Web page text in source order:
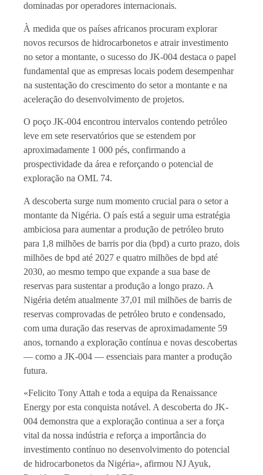
dominadas por operadores internacionais.
À medida que os países africanos procuram explorar
novos recursos de hidrocarbonetos e atrair investimento
no setor a montante, o sucesso do JK-004 destaca o papel
fundamental que as empresas locais podem desempenhar
na sustentação do crescimento do setor a montante e na
aceleração do desenvolvimento de projetos.
O poço JK-004 encontrou intervalos contendo petróleo
leve em sete reservatórios que se estendem por
aproximadamente 1 000 pés, confirmando a
prospectividade da área e reforçando o potencial de
exploração na OML 74.
A descoberta surge num momento crucial para o setor a
montante da Nigéria. O país está a seguir uma estratégia
ambiciosa para aumentar a produção de petróleo bruto
para 1,8 milhões de barris por dia (bpd) a curto prazo, dois
milhões de bpd até 2027 e quatro milhões de bpd até
2030, ao mesmo tempo que expande a sua base de
reservas para sustentar a produção a longo prazo. A
Nigéria detém atualmente 37,01 mil milhões de barris de
reservas comprovadas de petróleo bruto e condensado,
com uma duração das reservas de aproximadamente 59
anos, tornando a exploração contínua e novas descobertas
— como a JK-004 — essenciais para manter a produção
futura.
«Felicito Tony Attah e toda a equipa da Renaissance
Energy por esta conquista notável. A descoberta do JK-
004 demonstra que a exploração continua a ser a força
vital da nossa indústria e reforça a importância do
investimento contínuo no desenvolvimento do potencial
de hidrocarbonetos da Nigéria», afirmou NJ Ayuk,